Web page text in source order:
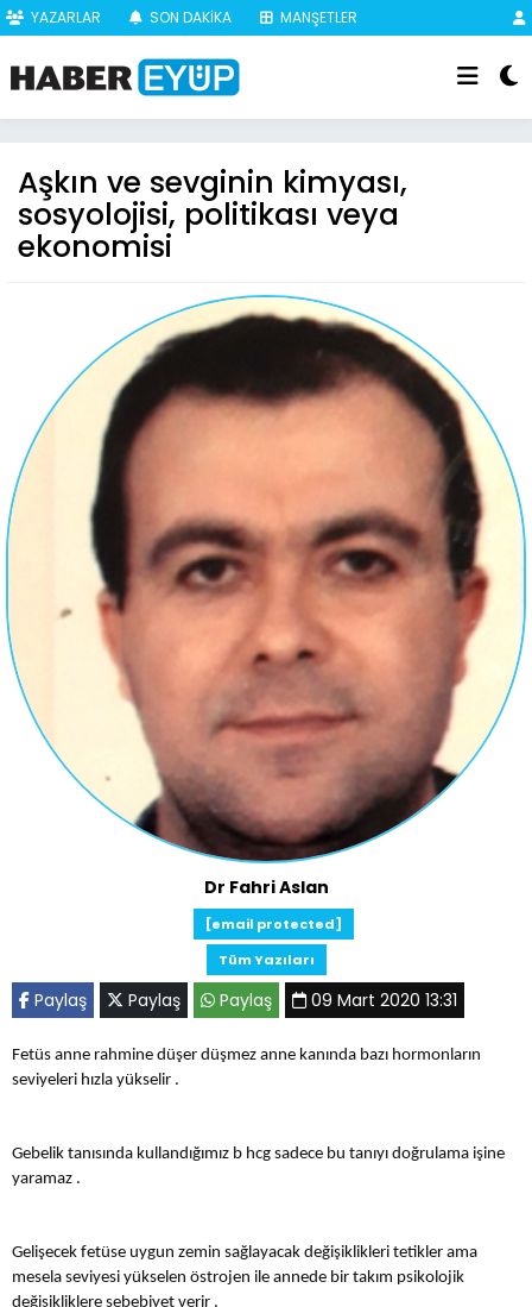
YAZARLAR SON DAKİKA MANŞETLER
Aşkın ve sevginin kimyası,
sosyolojisi, politikası veya
ekonomisi
Dr Fahri Aslan
[email protected]
Tüm Yazıları
Paylaş Paylaş Paylaş 09 Mart 2020 13:31
Fetüs anne rahmine düşer düşmez anne kanında bazı hormonların
seviyeleri hızla yükselir .
Gebelik tanısında kullandığımız b hcg sadece bu tanıyı doğrulama işine
yaramaz .
Gelişecek fetüse uygun zemin sağlayacak değişiklikleri tetikler ama
mesela seviyesi yükselen östrojen ile annede bir takım psikolojik
değişikliklere sebebiyet verir .